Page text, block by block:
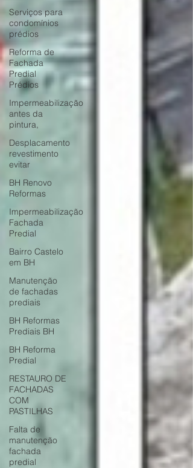
Serviços para
condomínios
prédios
Reforma de
Fachada
Predial
Prédios
Impermeabilização
antes da
pintura,
Desplacamento
revestimento
evitar
BH Renovo
Reformas
Impermeabilização
Fachada
Predial
Bairro Castelo
em BH
Manutenção
de fachadas
prediais
BH Reformas
Prediais BH
BH Reforma
Predial
RESTAURO DE
FACHADAS
COM
PASTILHAS
Falta de
manutenção
fachada
predial